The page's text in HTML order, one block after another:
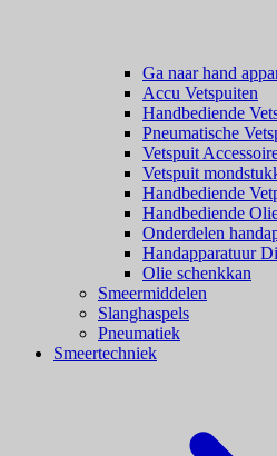
Ga naar hand
Accu Vetspuiten
Handbediende
Pneumatische
Vetspuit
Vetspuit
Handbediende
Handbediende
Onderdelen
Handapparatuur
Olie schenkkan
Smeermiddelen
Slanghaspels
Pneumatiek
Smeertechniek